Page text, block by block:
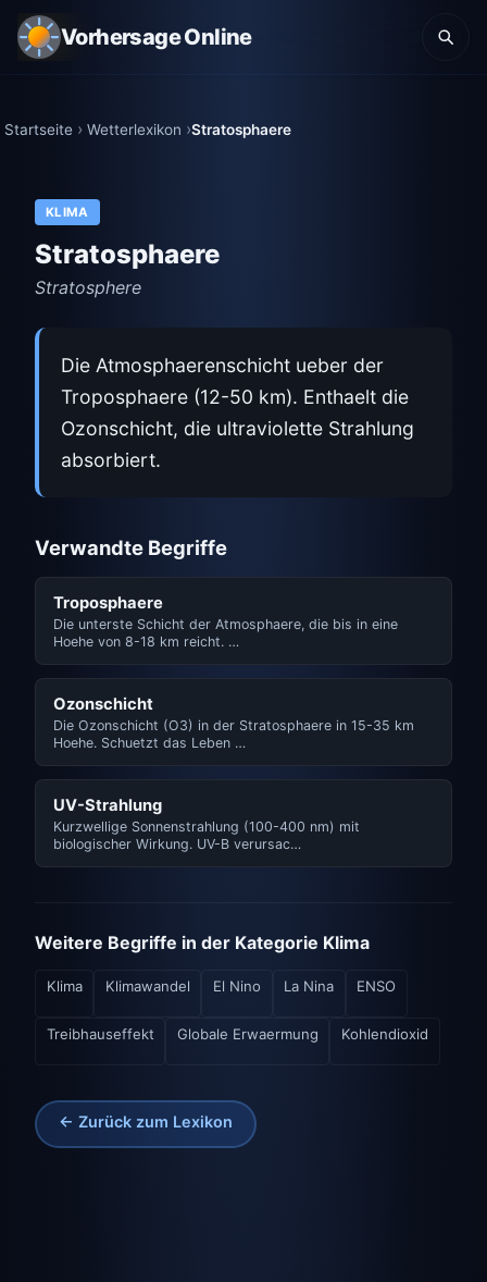
Vorhersage Online
Startseite Wetterlexikon Stratosphaere
KLIMA
Stratosphaere
Stratosphere
Die Atmosphaerenschicht ueber der
Troposphaere (12-50 km). Enthaelt die
Ozonschicht, die ultraviolette Strahlung
absorbiert.
Verwandte Begriffe
Troposphaere
Die unterste Schicht der Atmosphaere, die bis in eine
Hoehe von 8-18 km reicht. …
Ozonschicht
Die Ozonschicht (O3) in der Stratosphaere in 15-35 km
Hoehe. Schuetzt das Leben …
UV-Strahlung
Kurzwellige Sonnenstrahlung (100-400 nm) mit
biologischer Wirkung. UV-B verursac…
Weitere Begriffe in der Kategorie Klima
Klima Klimawandel El Nino La Nina ENSO
Treibhauseffekt Globale Erwaermung Kohlendioxid
← Zurück zum Lexikon